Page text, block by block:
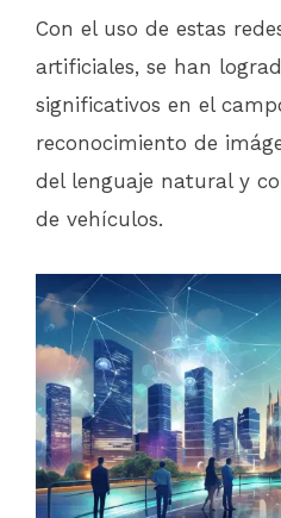
Con el uso de estas
artificiales, se han
significativos en el
reconocimiento de
del lenguaje natural y
de vehículos.